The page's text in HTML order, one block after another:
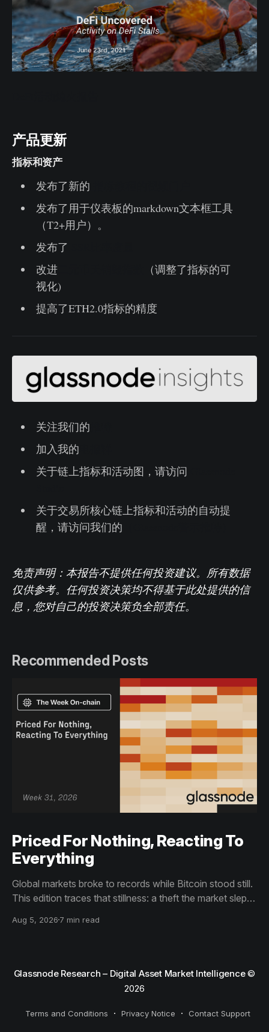
产品更新
指标和资产
发布了新的
发布了用于仪表板的markdown文本框工具
（T2+用户）。
发布了
改进二元币天销毁指数
（调整了指标的可
视化)
提高了ETH2.0指标的精度
关注我们的
加入我的
关于链上指标和活动图，请访问
关于交易所核心链上指标和活动的自动提
醒，请访问我们的
免责声明：本报告不提供任何投资建议。所有数据
仅供参考。任何投资决策均不得基于此处提供的信
息，您对自己的投资决策负全部责任。
Recommended Posts
Priced For Nothing, Reacting To
Everything
Global markets broke to records while Bitcoin stood still.
This edition traces that stillness: a theft the market slept
than capitulation, and an options market priced for
Aug 5, 2026 7 min read
Glassnode Research – Digital Asset Market Intelligence©
2026
Terms and Conditions Privacy Notice Contact Support